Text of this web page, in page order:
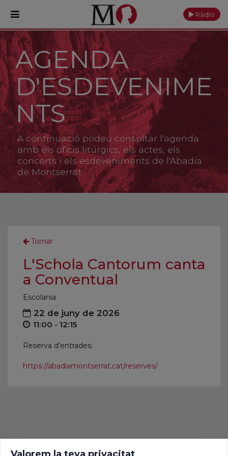
PORTADA
Monestir
Cultura
Actualitat
Fundació
Visita'ns
Ofrenes
Ràdio
AGENDA
D'ESDEVENIME
NTS
A continuació podeu consultar l'agenda
amb els oficis litúrgics, els actes, els
concerts i els esdeveniments de l'Abadia
de Montserrat
Tornar
L'Schola Cantorum canta
a Conventual
Escolania
22 de juny de 2026
11:00 - 12:15
Reserva d'entrades:
https://abadiamontserrat.cat/reserves/